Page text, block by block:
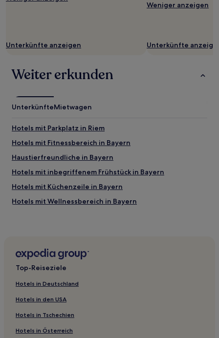
Unterkünfte anzeigen
Weniger anzeigen
Unterkünfte
Weiter erkunden
UnterkünfteMietwagen
Hotels mit Parkplatz in Riem
Hotels mit Fitnessbereich in Bayern
Haustierfreundliche in Bayern
Hotels mit inbegriffenem Frühstück in Bayern
Hotels mit Küchenzeile in Bayern
Hotels mit Wellnessbereich in Bayern
Familien in Bayern
Hotels mit Pool in Bayern
Günstige nahe Roberto Beach
Familien nahe Roberto Beach
Luxus nahe Roberto Beach
Haustierfreundliche nahe Roberto Beach
Top-Reiseziele
Hotels in Deutschland
Hotels in den USA
Hotels in Tschechien
Hotels in Österreich